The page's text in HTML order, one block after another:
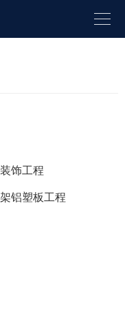

饰工程
铝塑板工程